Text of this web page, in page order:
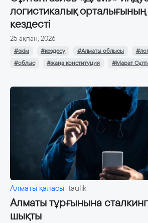
логистикалық
кездесті
25 ақпан, 2026
#әкім #кездесу #Алматы облысы
#облыс
#жаңа конституция #Марат
Алматы қаласы taulik
Алматы тұрғынына сталкинг
шықты